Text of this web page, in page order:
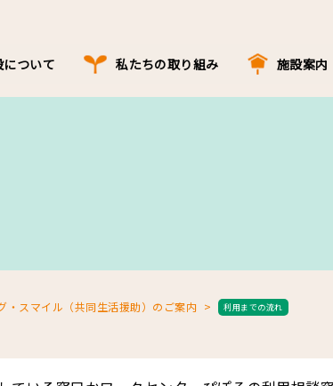
について 私たちの取り組み 施設案内
・スマイル（共同生活援助）のご案内 利用までの流れ